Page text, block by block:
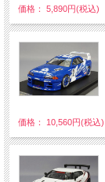
価格： 5,890円(税込)
価格： 10,560円(税込)